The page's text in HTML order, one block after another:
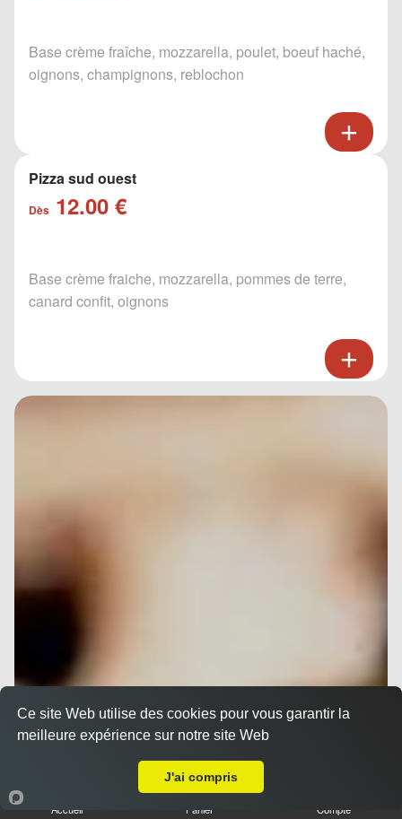
Base crème fraîche, mozzarella, poulet, boeuf haché,
oignons, champignons, reblochon
Pizza sud ouest
Dès 12.00 €
Base crème fraiche, mozzarella, pommes de terre,
canard confit, oignons
Accueil Panier Compte
Ce site Web utilise des cookies pour vous garantir la
meilleure expérience sur notre site Web
J'ai compris